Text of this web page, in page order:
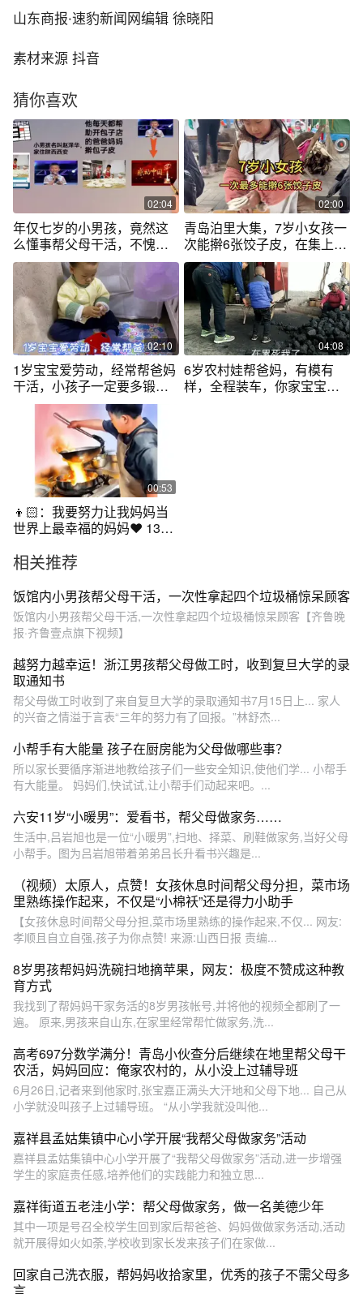
山东商报·速豹新闻网编辑 徐晓阳
素材来源 抖音
猜你喜欢
02:04
年仅七岁的小男孩，竟然这
么懂事帮父母干活，不愧被
评为孝心少年
02:00
青岛泊里大集，7岁小女孩一
次能擀6张饺子皮，在集上帮
爸妈干活
02:10
1岁宝宝爱劳动，经常帮爸妈
干活，小孩子一定要多锻炼
做家务
04:08
6岁农村娃帮爸妈，有模有
样，全程装车，你家宝宝喜
00:53
👦🏻：我要努力让我妈妈当
世界上最幸福的妈妈❤️ 13岁
说不喜欢看电视不喜欢玩手
机，就喜欢帮爸妈干活，其
实他也很累，可是看到妈妈
那么辛苦，他从来没有当妈
妈面说过一句辛苦……#内容
启发搜索 #画一个故事#艺术
来开年#绘画开年#懂事的孩
子
相关推荐
饭馆内小男孩帮父母干活，一次性拿起四个垃圾桶惊呆顾客
饭馆内小男孩帮父母干活,一次性拿起四个垃圾桶惊呆顾客【齐鲁晚
报·齐鲁壹点旗下视频】
越努力越幸运！浙江男孩帮父母做工时，收到复旦大学的录
取通知书
帮父母做工时收到了来自复旦大学的录取通知书7月15日上... 家人
的兴奋之情溢于言表“三年的努力有了回报。”林舒杰...
小帮手有大能量 孩子在厨房能为父母做哪些事？
所以家长要循序渐进地教给孩子们一些安全知识,使他们学... 小帮手
有大能量。 妈妈们,快试试,让小帮手们动起来吧。...
六安11岁“小暖男”：爱看书，帮父母做家务……
生活中,吕岩旭也是一位“小暖男”,扫地、择菜、刷鞋做家务,当好父母
小帮手。图为吕岩旭带着弟弟吕长升看书兴趣是...
（视频）太原人，点赞！女孩休息时间帮父母分担，菜市场
里熟练操作起来，不仅是“小棉袄”还是得力小助手
【女孩休息时间帮父母分担,菜市场里熟练的操作起来,不仅... 网友:
孝顺且自立自强,孩子为你点赞! 来源:山西日报 责编...
8岁男孩帮妈妈洗碗扫地摘苹果，网友：极度不赞成这种教
育方式
我找到了帮妈妈干家务活的8岁男孩帐号,并将他的视频全都刷了一
遍。 原来,男孩来自山东,在家里经常帮忙做家务,洗...
高考697分数学满分！青岛小伙查分后继续在地里帮父母干
农活，妈妈回应：俺家农村的，从小没上过辅导班
6月26日,记者来到他家时,张宝嘉正满头大汗地和父母下地... 自己从
小学就没叫孩子上过辅导班。 “从小学我就没叫他...
嘉祥县孟姑集镇中心小学开展“我帮父母做家务”活动
嘉祥县孟姑集镇中心小学开展了“我帮父母做家务”活动,进一步增强
学生的家庭责任感,培养他们的实践能力和独立思...
嘉祥街道五老洼小学：帮父母做家务，做一名美德少年
其中一项是号召全校学生回到家后帮爸爸、妈妈做做家务活动,活动
就开展得如火如荼,学校收到家长发来孩子们在家做...
回家自己洗衣服，帮妈妈收拾家里，优秀的孩子不需父母多